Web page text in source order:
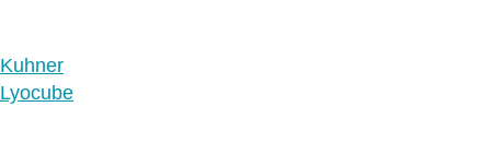
Kuhner
Lyocube